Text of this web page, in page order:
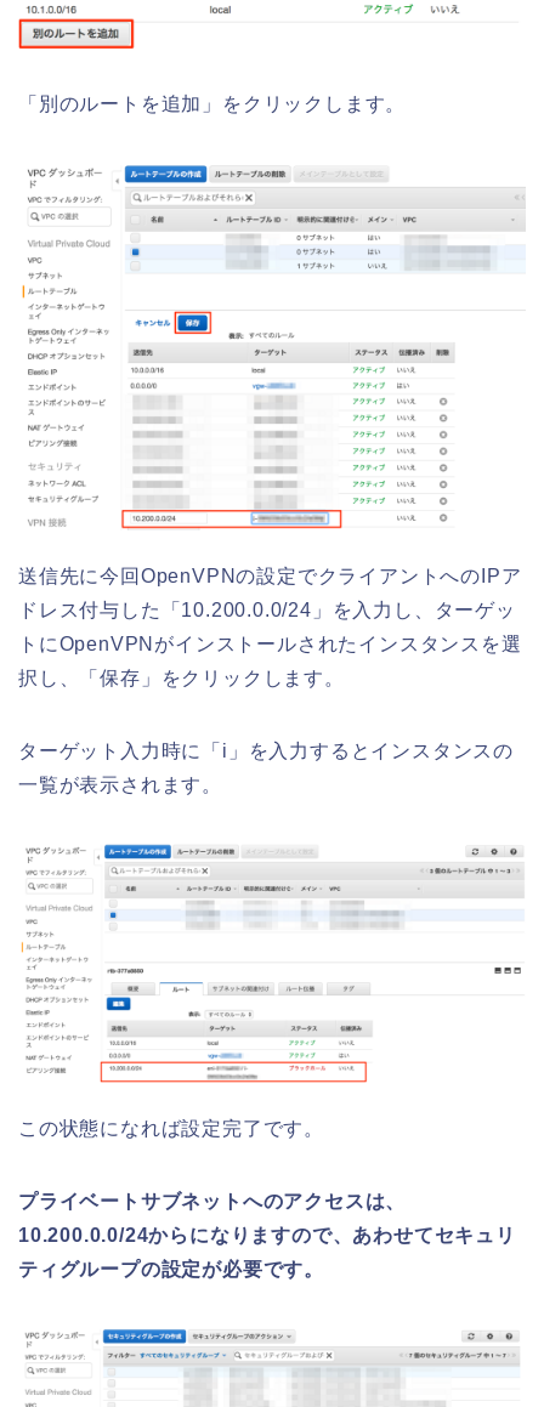
「別のルートを追加」をクリックします。
送信先に今回OpenVPNの設定でクライアントへのIPア
ドレス付与した「10.200.0.0/24」を入力し、ターゲッ
トにOpenVPNがインストールされたインスタンスを選
択し、「保存」をクリックします。
ターゲット入力時に「i」を入力するとインスタンスの
一覧が表示されます。
この状態になれば設定完了です。
プライベートサブネットへのアクセスは、
10.200.0.0/24からになりますので、あわせてセキュリ
ティグループの設定が必要です。